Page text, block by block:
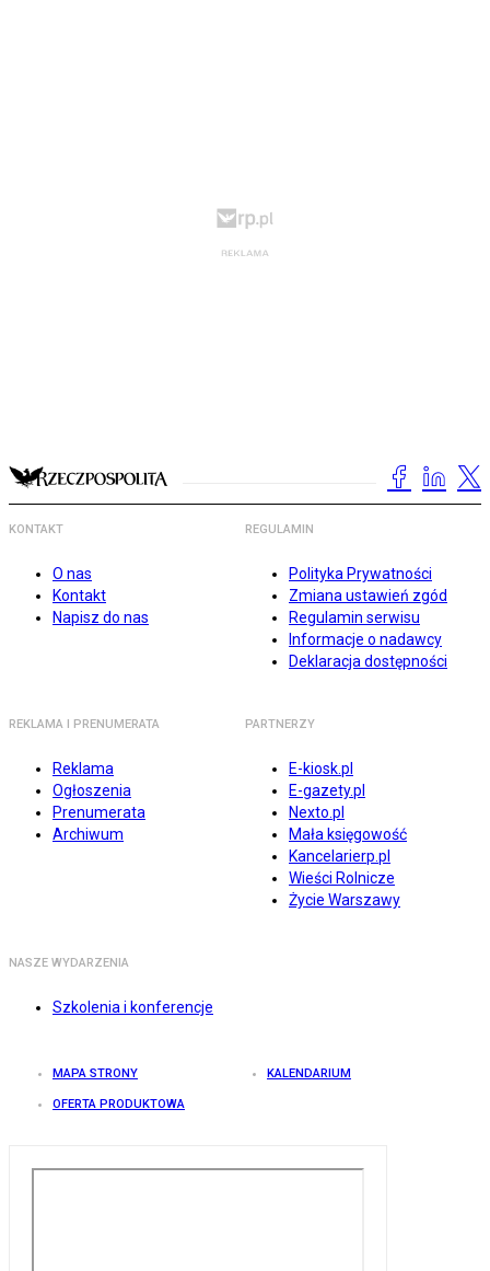
KONTAKT
O nas
Kontakt
Napisz do nas
REGULAMIN
Polityka Prywatności
Zmiana ustawień zgód
Regulamin serwisu
Informacje o nadawcy
Deklaracja dostępności
REKLAMA I PRENUMERATA
Reklama
Ogłoszenia
Prenumerata
Archiwum
PARTNERZY
E-kiosk.pl
E-gazety.pl
Nexto.pl
Mała księgowość
Kancelarierp.pl
Wieści Rolnicze
Życie Warszawy
NASZE WYDARZENIA
Szkolenia i konferencje
MAPA STRONY KALENDARIUM
OFERTA PRODUKTOWA